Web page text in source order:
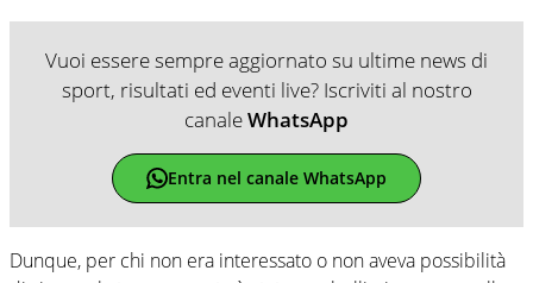
Vuoi essere sempre aggiornato su ultime news di
sport, risultati ed eventi live? Iscriviti al nostro
canaleWhatsApp
Entra nel canale WhatsApp
Dunque, per chi non era interessato o non aveva possibilità